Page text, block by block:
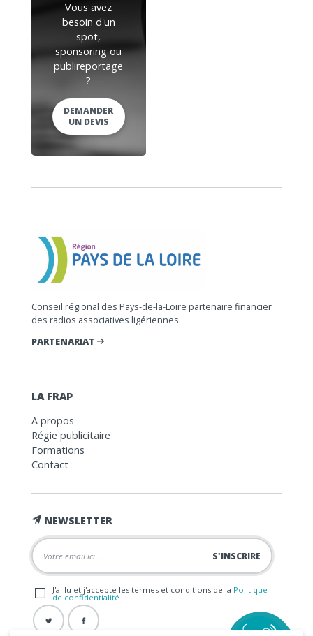
Vous avez
besoin d'un
spot,
sponsoring ou
publireportage
?
DEMANDER
UN DEVIS
Conseil régional des Pays-de-la-Loire partenaire financier
des radios associatives ligériennes.
PARTENARIAT
LA FRAP
A propos
Régie publicitaire
Formations
Contact
NEWSLETTER
J'ai lu et j'accepte les termes et conditions de la Politique
de confidentialité